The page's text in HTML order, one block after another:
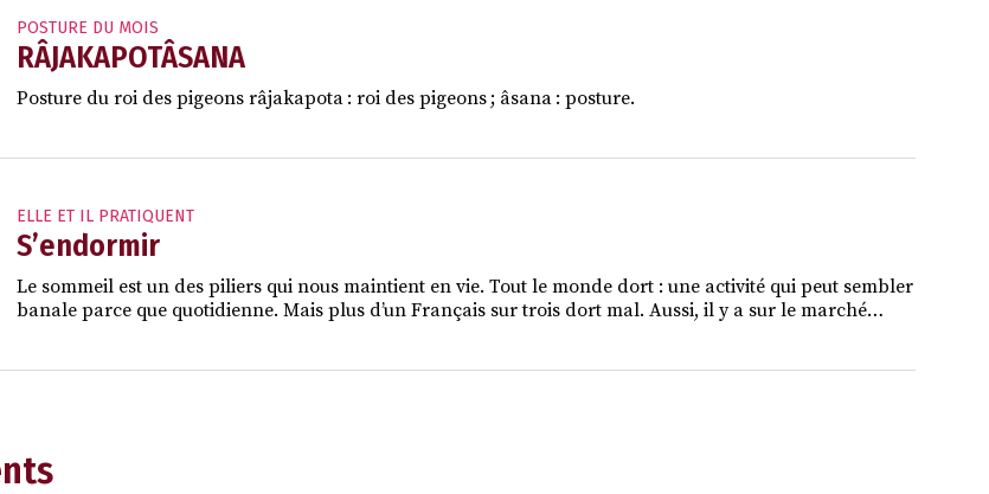
POSTURE DU MOIS
RÂJAKAPOTÂSANA
Posture du roi des pigeons râjakapota : roi des pigeons ; âsana : posture.
ELLE ET IL PRATIQUENT
S’endormir
Le sommeil est un des piliers qui nous maintient en vie. Tout le monde dort : une activité qui peut sembler
banale parce que quotidienne. Mais plus d’un Français sur trois dort mal. Aussi, il y a sur le marché…